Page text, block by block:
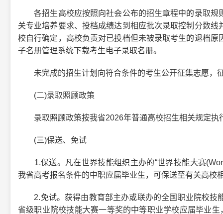
各招生高校应按照向社会公布的招生章程中的录取规
关专业培养要求、投档成绩达到相应批次录取控制分数
校自行确定，高校负责对已投档但未被录取考生的退档
子名册管理系统下载考生电子录取名册。
未完成的招生计划向符合条件的考生公开征集志愿，
(二)录取照顾政策
录取照顾政策按我省2026年普通高校招生相关规定执
(三)保送、免试
1.保送。凡在世界技能组织主办的“世界技能大赛
我省高考报名条件的中职应届毕业生，可保送至有关高校
2.免试。获得由教育部主办或联办的全国职业院校技
省级职业院校技能大赛一等奖的中等职业学校应届毕业